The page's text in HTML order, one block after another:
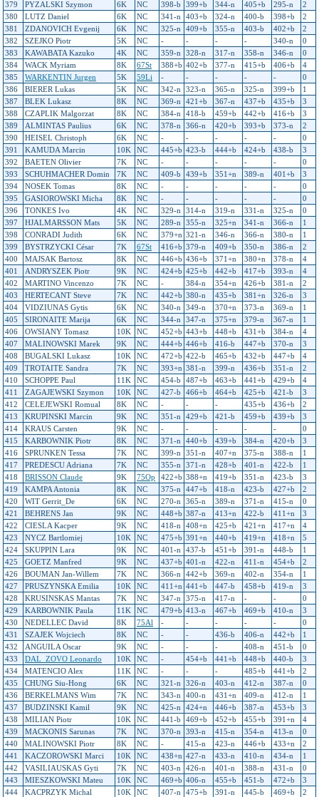
379 PYZALSKI Szymon 6K NC 398-b 399+b 344-n 405+b 295-n
2
380
LUTZ Daniel 6K NC 341-n 403+b 324-n 400-b 398+b
2
381
ZDANOVICH Evgenij 6K NC 325-n 409+b 355-n 403-b 402+b
2
382
SZEJKO Piotr 5K NC - - - - 340-n
0
383
KAWABATA Kazuko 4K NC 359-n 328-n 317-n 358-n 346-n
0
384
WACK Myriam 8K 67St 388+b 402+b 377-n 415+b 406+b
4
385
WARKENTIN Jurgen 5K 59Li - - - - -
0
386
BIERER Lukas 5K NC 342-n 323-n 365-n 325-n 399+b
1
387
BLEK Lukasz 8K NC 369-n 421+b 367-n 437+b 435+b
3
388
CZAPLIK Malgorzat 8K NC 384-n 418-b 459+b 442+b 416+b
3
389
ALMINTAS Paulius 6K NC 378-n 366-n 420+b 393+b 373-n
2
390
HEISEL Christoph 6K NC - - - - -
0
391
KAMUDA Marcin 10K NC 445+b 423-b 444+b 424+b 438-b
3
392
BAETEN Olivier 7K NC - - - - -
0
393
SCHUHMACHER Domin 7K NC 409-b 439+b 351+n 389-n 401+b
3
394
NOSEK Tomas 8K NC - - - - -
0
395
GASIOROWSKI Micha 8K NC - - - - -
0
396
TONKES Ivo 4K NC 329-n 314-n 319-n 331-n 325-n
0
397
HJALMARSSON Mats 5K NC 289-n 355-n 325+n 341-n 366-n
1
398
CONRADI Judith 6K NC 379+n 321-n 346-n 366-n 380-n
1
399
BYSTRZYCKI César 7K 67St 416+b 379-n 409+b 350-n 386-n
2
400
MAJSAK Bartosz 8K NC 446+b 436+b 371+n 380+n 378-n
4
401
ANDRYSZEK Piotr 9K NC 424+b 425+b 442+b 417+b 393-n
4
402
MARTINO Vincenzo 7K NC - 384-n 354+n 426+b 381-n
2
403
HERTECANT Steve 7K NC 442+b 380-n 435+b 381+n 326-n
3
404
VIDZIUNAS Gytis 6K NC 340-n 349-n 370+n 373-n 369-n
1
405
SIRONAITE Marija 6K NC 344-n 347-n 375+n 379-n 367-n
1
406
OWSIANY Tomasz 10K NC 452+b 443+b 448+b 431+b 384-n
4
407
MALINOWSKI Marek 9K NC 444+b 446+b 416-b 447+b 370-n
3
408
BUGALSKI Lukasz 10K NC 472+b 422-b 465+b 432+b 447+b
4
409
TROTAITE Sandra 7K NC 393+n 381-n 399-n 436+b 351-n
2
410
SCHOPPE Paul 11K NC 454-b 487+b 463+b 441+b 429+b
4
411
ZAGAJEWSKI Szymon 10K NC 427-b 466+b 464+b 425+b 421-b
3
412
CELEJEWSKI Romual 8K NC - - - 435+b 436+b
2
413
KRUPINSKI Marcin 9K NC 351-n 429+b 421-b 459+b 439+b
3
414
KRAUS Carsten 9K NC - - - - -
0
415
KARBOWNIK Piotr 8K NC 371-n 440+b 439+b 384-n 420+b
3
416
SPRUNKEN Tessa 7K NC 399-n 351-n 407+n 375-n 388-n
1
417
PREDESCU Adriana 7K NC 355-n 371-n 428+b 401-n 422-b
1
418
BRISSON Claude 9K 75Op 422+b 388+n 419+b 351-n 423-b
3
419
KAMPA Antonia 8K NC 375-n 447+b 418-n 423-b 427+b
2
420
WIT Gerrit_De 6K NC 270-n 365-n 389-n 371-n 415-n
0
421
BEHRENS Jan 9K NC 448+b 387-n 413+n 422-b 411+n
3
422
CIESLA Kacper 9K NC 418-n 408+n 425+b 421+n 417+n
4
423
NYCZ Bartlomiej 10K NC 475+b 391+n 440+b 419+n 418+n
5
424
SKUPPIN Lara 9K NC 401-n 437-b 451+b 391-n 448-b
1
425
GOETZ Manfred 9K NC 437+b 401-n 422-n 411-n 454+b
2
426
BOUMAN Jan-Willem 7K NC 366-n 442+b 369-n 402-n 354-n
1
427
PRUSZYNSKA Emilia 10K NC 411+n 441+b 447-b 458+b 419-n
3
428
KRUSINSKAS Mantas 7K NC 347-n 375-n 417-n - -
0
429
KARBOWNIK Paula 11K NC 479+b 413-n 467+b 469+b 410-n
3
430
NEDELLEC David 8K 75Al - - - - -
0
431
SZAJEK Wojciech 8K NC - - 436-b 406-n 442+b
1
432
ANGUILA Oscar 9K NC - - - 408-n 451-b
0
433
DAL_ZOVO Leonardo 10K NC - 454+b 441+b 448+b 440-b
3
434
MATENCIO Alex 11K NC - - - 485+b 441+b
2
435
CHUNG Siu-Hong 6K NC 321-n 326-n 403-n 412-n 387-n
0
436
BERKELMANS Wim 7K NC 343-n 400-n 431+n 409-n 412-n
1
437
BUDZINSKI Kamil 9K NC 425-n 424+n 446+b 387-n 453+b
3
438
MILIAN Piotr 10K NC 441-b 469+b 452+b 455+b 391+n
4
439
MACKONIS Sarunas 7K NC 370-n 393-n 415-n 354-n 413-n
0
440
MALINOWSKI Piotr 8K NC - 415-n 423-n 446+b 433+n
2
441
KACZOROWSKI Marci 10K NC 438+n 427-n 433-n 410-n 434-n
1
442
VASILIAUSKAS Gyti 7K NC 403-n 426-n 401-n 388-n 431-n
0
443
MIESZKOWSKI Mateu 10K NC 469+b 406-n 455+b 451-b 472+b
3
444
KACPRZYK Michal 10K NC 407-n 475+b 391-n 445-b 469+b
2